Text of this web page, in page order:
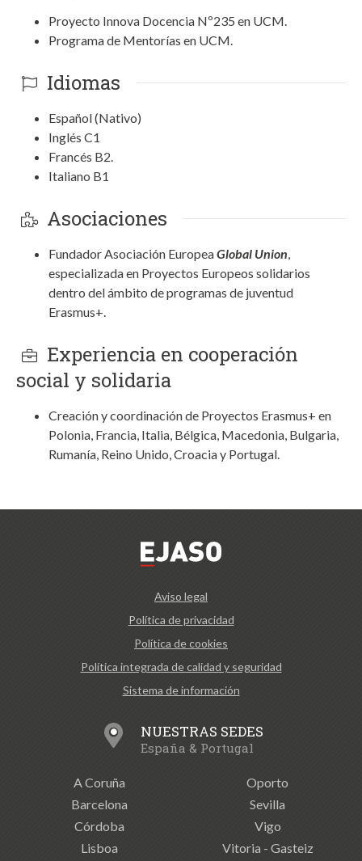
Proyecto Innova Docencia Nº235 en UCM.
Programa de Mentorías en UCM.
Idiomas
Español (Nativo)
Inglés C1
Francés B2.
Italiano B1
Asociaciones
Fundador Asociación EuropeaGlobal Union,
especializada en Proyectos Europeos solidarios
dentro del ámbito de programas de juventud
Erasmus+.
Experiencia en cooperación
social y solidaria
Creación y coordinación de Proyectos Erasmus+ en
Polonia, Francia, Italia, Bélgica, Macedonia, Bulgaria,
Rumanía, Reino Unido, Croacia y Portugal.
Aviso legal
Política de privacidad
Política de cookies
Política integrada de calidad y seguridad
Sistema de información
NUESTRAS SEDES
España & Portugal
A Coruña
Barcelona
Córdoba
Lisboa
Oporto
Sevilla
Vigo
Vitoria - Gasteiz